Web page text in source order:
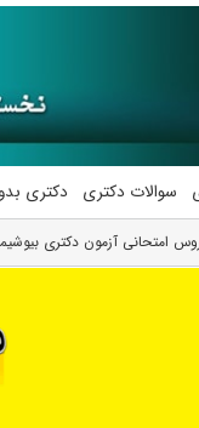
سوالات دکتری دکتری
امتحانی آزمون دکتری